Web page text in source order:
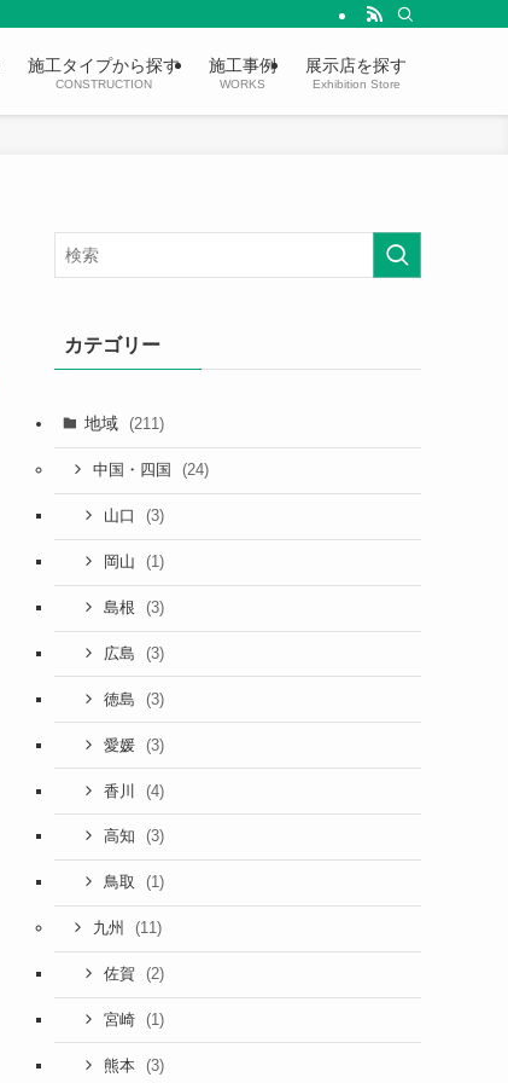
施工タイプから探す
CONSTRUCTION
施工事例
WORKS
展示店を探す
Exhibition Store
カテゴリー
地域 (211)
中国・四国 (24)
山口 (3)
岡山 (1)
島根 (3)
広島 (3)
徳島 (3)
愛媛 (3)
香川 (4)
高知 (3)
鳥取 (1)
九州 (11)
佐賀 (2)
宮崎 (1)
熊本 (3)